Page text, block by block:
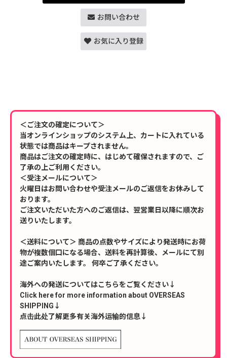
お問い合わせ
お気に入り登録
＜ご注文の確定について＞
当オンラインショップのシステム上、カートに入れている
状態では商品はキープされません。
商品はご注文の確定時に、はじめて確保されますので、ご
了承の上ご利用ください。
＜受注メールについて＞
火曜日はお問い合わせや受注メールのご返信をお休みして
おります。
ご注文いただいた方へのご返信は、翌営業日以降に順次お
送りいたします。
＜送料について＞ 商品の点数やサイズにより発送時にお荷
物が複数個口になる場合、送料を再計算後、メールにて別
途ご案内いたします。 何卒ご了承ください。
海外への発送についてはこちらをご覧ください↓
Click here for more information about OVERSEAS
SHIPPING↓
点击此处了解更多有关海外运输的信息↓